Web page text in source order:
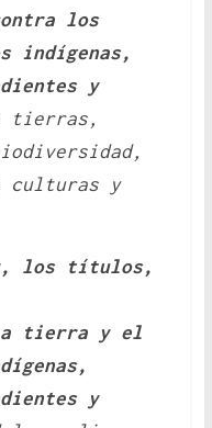
los
indígenas,
y
tierras,
culturas y
los títulos,
la tierra y el
y